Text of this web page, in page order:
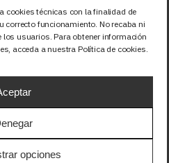
cookies técnicas con la finalidad de
correcto funcionamiento. No recaba ni
los usuarios. Para obtener información
acceda a nuestra Política de cookies.
opciones
RAEE incluida en